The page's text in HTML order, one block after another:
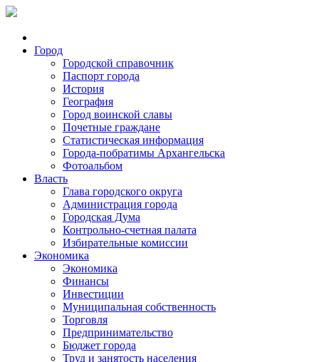
Город
Городской справочник
Паспорт города
История
География
Город воинской славы
Почетные граждане
Статистическая информация
Города-побратимы Архангельска
Фотоальбом
Власть
Глава городского округа
Администрация города
Городская Дума
Контрольно-счетная палата
Избирательные комиссии
Экономика
Экономика
Финансы
Инвестиции
Муниципальная собственность
Торговля
Предпринимательство
Бюджет города
Труд и занятость населения